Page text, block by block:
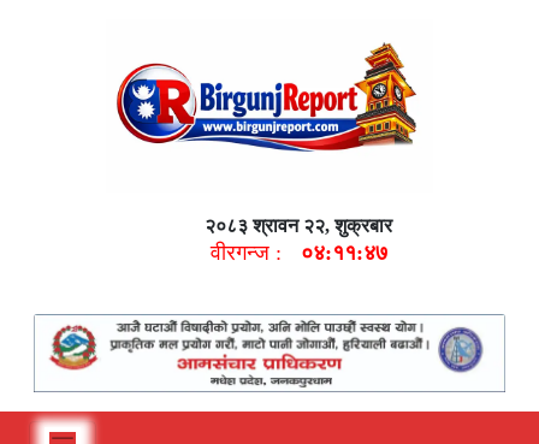
२०८३ श्रावन २२, शुक्रबार
वीरगन्ज : ०४:११:४८